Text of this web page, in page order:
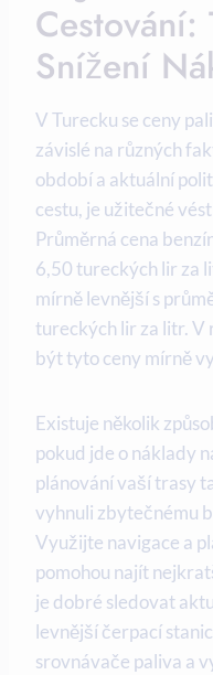
Cestování:
Snížení
V Turecku se ceny
závislé na různých
období a aktuální
cestu, je užitečné
Průměrná cena
6,50 tureckých lir za
mírně levnější s
tureckých lir za litr. V
být tyto ceny mírně
Existuje několik
pokud jde o náklady
plánování vaší trasy
vyhnuli zbytečnému
Využijte navigace a
pomohou najít
je dobré sledovat
levnější čerpací
srovnávače paliva a